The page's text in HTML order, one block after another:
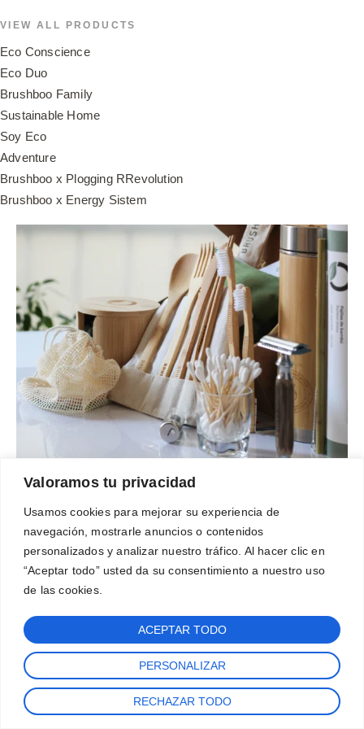
Valoramos tu privacidad
Usamos cookies para mejorar su experiencia de
navegación, mostrarle anuncios o contenidos
personalizados y analizar nuestro tráfico. Al hacer clic en
“Aceptar todo” usted da su consentimiento a nuestro uso
de las cookies.
PERSONALIZAR
RECHAZAR TODO
ACEPTAR TODO
VIEW ALL PRODUCTS
Eco Conscience
Eco Duo
Brushboo Family
Sustainable Home
Soy Eco
Adventure
Brushboo x Plogging RRevolution
Brushboo x Energy Sistem